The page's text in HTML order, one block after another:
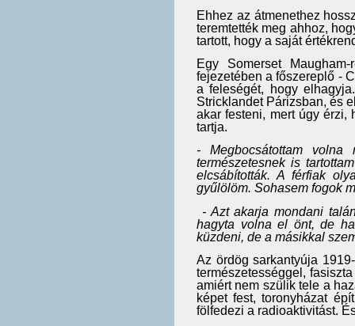
Ehhez az átmenethez
teremtették meg ahhoz,
tartott, hogy a saját
Egy Somerset
fejezetében a főszereplő -
a feleségét, hogy
Stricklandet Párizsban, és
akar festeni, mert úgy érzi,
tartja.
- Megbocsátottam
természetesnek is
elcsábították. A férfiak
gyűlölöm. Sohasem fogok
- Azt akarja mondani
hagyta volna el önt, de
küzdeni, de a másikkal
Az ördög sarkantyúja
természetességgel,
amiért nem szülik tele a
képet fest, toronyházat
fölfedezi a radioaktivitást.